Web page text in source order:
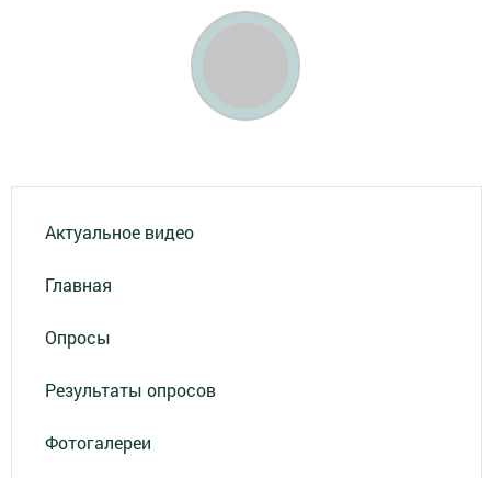
Актуальное видео
Главная
Опросы
Результаты опросов
Фотогалереи